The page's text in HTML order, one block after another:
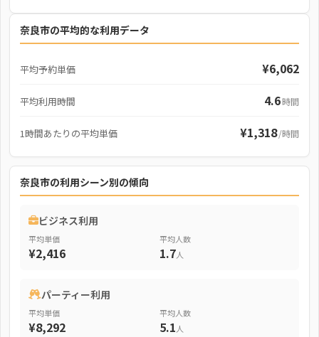
奈良市の平均的な利用データ
平均予約単価 ¥6,062
平均利用時間 4.6時間
1時間あたりの平均単価 ¥1,318/時間
奈良市の利用シーン別の傾向
ビジネス利用
平均単価
¥2,416
平均人数
1.7人
パーティー利用
平均単価
¥8,292
平均人数
5.1人